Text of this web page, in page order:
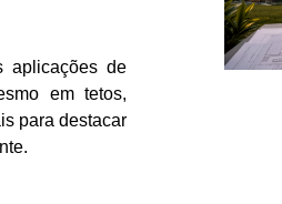
aplicações de
em tetos,
para destacar